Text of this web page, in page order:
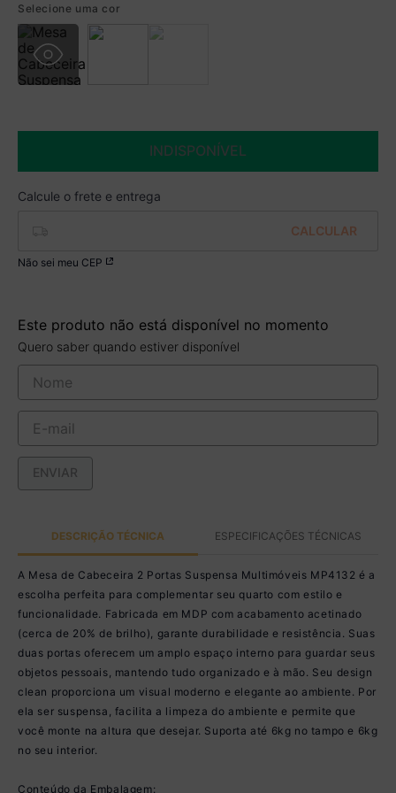
Boleto
R$ 189,99 à vista no Boleto
5 % de desconto)
Selecione uma cor
INDISPONÍVEL
Não sei meu CEP
Este produto não está disponível no momento
Quero saber quando estiver disponível
ENVIAR
DESCRIÇÃO TÉCNICA ESPECIFICAÇÕES TÉCNICAS
A Mesa de Cabeceira 2 Portas Suspensa Multimóveis MP4132 é a
escolha perfeita para complementar seu quarto com estilo e
funcionalidade. Fabricada em MDP com acabamento acetinado
(cerca de 20% de brilho), garante durabilidade e resistência. Suas
duas portas oferecem um amplo espaço interno para guardar seus
objetos pessoais, mantendo tudo organizado e à mão. Seu design
clean proporciona um visual moderno e elegante ao ambiente. Por
ela ser suspensa, facilita a limpeza do ambiente e permite que
você monte na altura que desejar. Suporta até 6kg no tampo e 6kg
no seu interior.
Conteúdo da Embalagem: